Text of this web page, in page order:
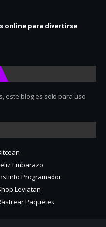
online para divertirse
este blog es solo para uso
Embarazo
Programador
Leviatan
Paquetes